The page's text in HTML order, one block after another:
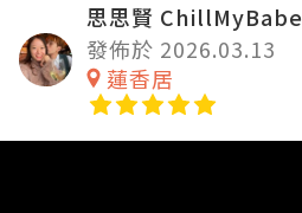
思思賢 ChillMyBabe
發佈於 2026.03.13
蓮香居